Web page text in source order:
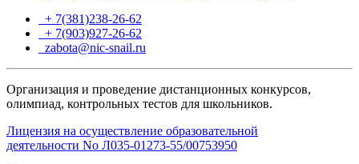
+ 7(381)238-26-62
+ 7(903)927-26-62
zabota@nic-snail.ru
Организация и проведение дистанционных конкурсов,
олимпиад, контрольных тестов для школьников.
Лицензия на осуществление образовательной
деятельности No Л035-01273-55/00753950